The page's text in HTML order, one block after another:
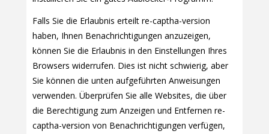
Falls Sie die Erlaubnis erteilt re-captha-version
haben, Ihnen Benachrichtigungen anzuzeigen,
können Sie die Erlaubnis in den Einstellungen Ihres
Browsers widerrufen. Dies ist nicht schwierig, aber
Sie können die unten aufgeführten Anweisungen
verwenden. Überprüfen Sie alle Websites, die über
die Berechtigung zum Anzeigen und Entfernen re-
captha-version von Benachrichtigungen verfügen,